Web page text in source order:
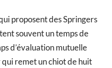
proposent des Springers
souvent un temps de
d’évaluation mutuelle
qui remet un chiot de huit